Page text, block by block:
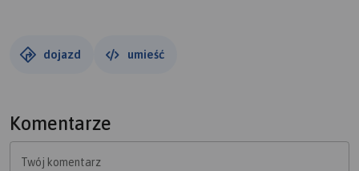
dojazd umieść
Komentarze
Twój komentarz